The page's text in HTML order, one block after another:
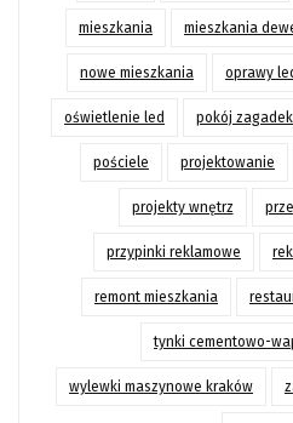
mieszkania mieszkania
nowe mieszkania oprawy
oświetlenie led pokój zagadek
pościele projektowanie
projekty wnętrz
przypinki reklamowe
remont mieszkania
tynki cementowo-
wylewki maszynowe kraków